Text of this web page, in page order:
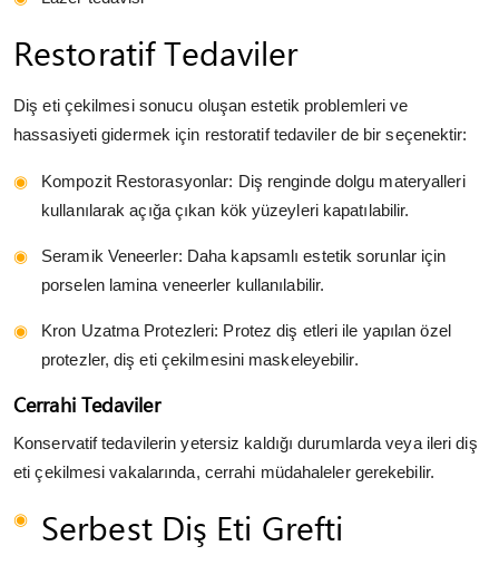
Restoratif Tedaviler
Diş eti çekilmesi sonucu oluşan estetik problemleri ve
hassasiyeti gidermek için restoratif tedaviler de bir seçenektir:
Kompozit Restorasyonlar: Diş renginde dolgu materyalleri
kullanılarak açığa çıkan kök yüzeyleri kapatılabilir.
Seramik Veneerler: Daha kapsamlı estetik sorunlar için
porselen lamina veneerler kullanılabilir.
Kron Uzatma Protezleri: Protez diş etleri ile yapılan özel
protezler, diş eti çekilmesini maskeleyebilir.
Cerrahi Tedaviler
Konservatif tedavilerin yetersiz kaldığı durumlarda veya ileri diş
eti çekilmesi vakalarında, cerrahi müdahaleler gerekebilir.
Serbest Diş Eti Grefti